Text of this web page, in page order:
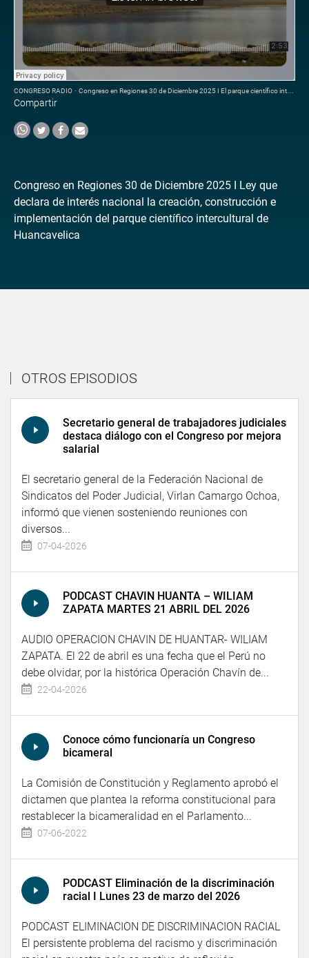
CONGRESO RADIO · Congreso en Regiones 30 de Diciembre 2025 I El parque científico intercultural de Huancavelica
Compartir
Congreso en Regiones 30 de Diciembre 2025 I Ley que
declara de interés nacional la creación, construcción e
implementación del parque científico intercultural de
Huancavelica
OTROS EPISODIOS
Secretario general de trabajadores judiciales
destaca diálogo con el Congreso por mejora
salarial
El secretario general de la Federación Nacional de
Sindicatos del Poder Judicial, Virlan Camargo Ochoa,
informó que vienen sosteniendo reuniones con
diversos...
07-04-2026
PODCAST CHAVIN HUANTA – WILIAM
ZAPATA MARTES 21 ABRIL DEL 2026
AUDIO OPERACION CHAVIN DE HUANTAR- WILIAM
ZAPATA. El 22 de abril es una fecha que el Perú no
debe olvidar, por la histórica Operación Chavín de...
22-04-2026
Conoce cómo funcionaría un Congreso
bicameral
La Comisión de Constitución y Reglamento aprobó el
dictamen que plantea la reforma constitucional para
restablecer la bicameralidad en el Parlamento...
07-06-2022
PODCAST Eliminación de la discriminación
racial I Lunes 23 de marzo del 2026
PODCAST ELIMINACION DE DISCRIMINACION RACIAL
El persistente problema del racismo y discriminación